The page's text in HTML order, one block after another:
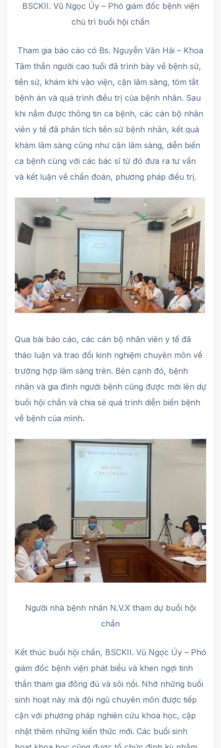
BSCKII. Vũ Ngọc Úy – Phó giám đốc bệnh viện
chủ trì buổi hội chẩn
Tham gia báo cáo có Bs. Nguyễn Văn Hải – Khoa
Tâm thần người cao tuổi đã trình bày về bệnh sử,
tiền sử, khám khi vào viện, cận lâm sàng, tóm tắt
bệnh án và quá trình điều trị của bệnh nhân. Sau
khi nắm được thông tin ca bệnh, các cán bộ nhân
viên y tế đã phân tích tiền sử bệnh nhân, kết quả
khám lâm sàng cũng như cận lâm sàng, diễn biến
ca bệnh cùng với các bác sĩ từ đó đưa ra tư vấn
và kết luận về chẩn đoán, phương pháp điều trị.
Qua bài báo cáo, các cán bộ nhân viên y tế đã
thảo luận và trao đổi kinh nghiệm chuyên môn về
trường hợp lâm sàng trên. Bên cạnh đó, bệnh
nhân và gia đình người bệnh cũng được mời lên dự
buổi hội chẩn và chia sẻ quá trình diễn biến bệnh
về bệnh của mình.
Người nhà bệnh nhân N.V.X tham dự buổi hội
chẩn
Kết thúc buổi hội chẩn, BSCKII. Vũ Ngọc Úy – Phó
giám đốc bệnh viện phát biểu và khen ngợi tinh
thần tham gia đông đủ và sôi nổi. Nhờ những buổi
sinh hoạt này mà đội ngũ chuyên môn được tiếp
cận với phương pháp nghiên cứu khoa học, cập
nhật thêm những kiến thức mới. Các buổi sinh